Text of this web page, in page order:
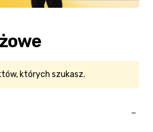
których szukasz.